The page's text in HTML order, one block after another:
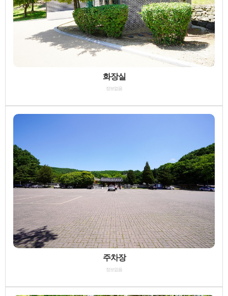
화장실
정보없음
주차장
정보없음